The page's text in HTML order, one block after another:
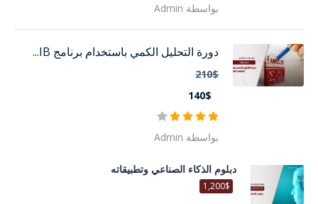
بواسطة Admin
دورة التحليل الكمي باستخدام برنامج IB...
210$
140$
بواسطة Admin
دبلوم الذكاء الصناعي وتطبيقاته
1,200$